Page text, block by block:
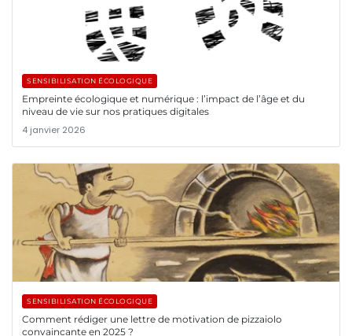
SENSIBILISATION ÉCOLOGIQUE
Empreinte écologique et numérique : l’impact de l’âge et du
niveau de vie sur nos pratiques digitales
4 janvier 2026
SENSIBILISATION ÉCOLOGIQUE
Comment rédiger une lettre de motivation de pizzaiolo
convaincante en 2025 ?